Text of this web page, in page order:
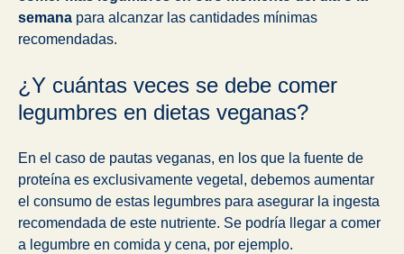
semana para alcanzar las cantidades mínimas
recomendadas.
¿Y cuántas veces se debe comer
legumbres en dietas veganas?
En el caso de pautas veganas, en los que la fuente de
proteína es exclusivamente vegetal, debemos aumentar
el consumo de estas legumbres para asegurar la ingesta
recomendada de este nutriente. Se podría llegar a comer
a legumbre en comida y cena, por ejemplo.